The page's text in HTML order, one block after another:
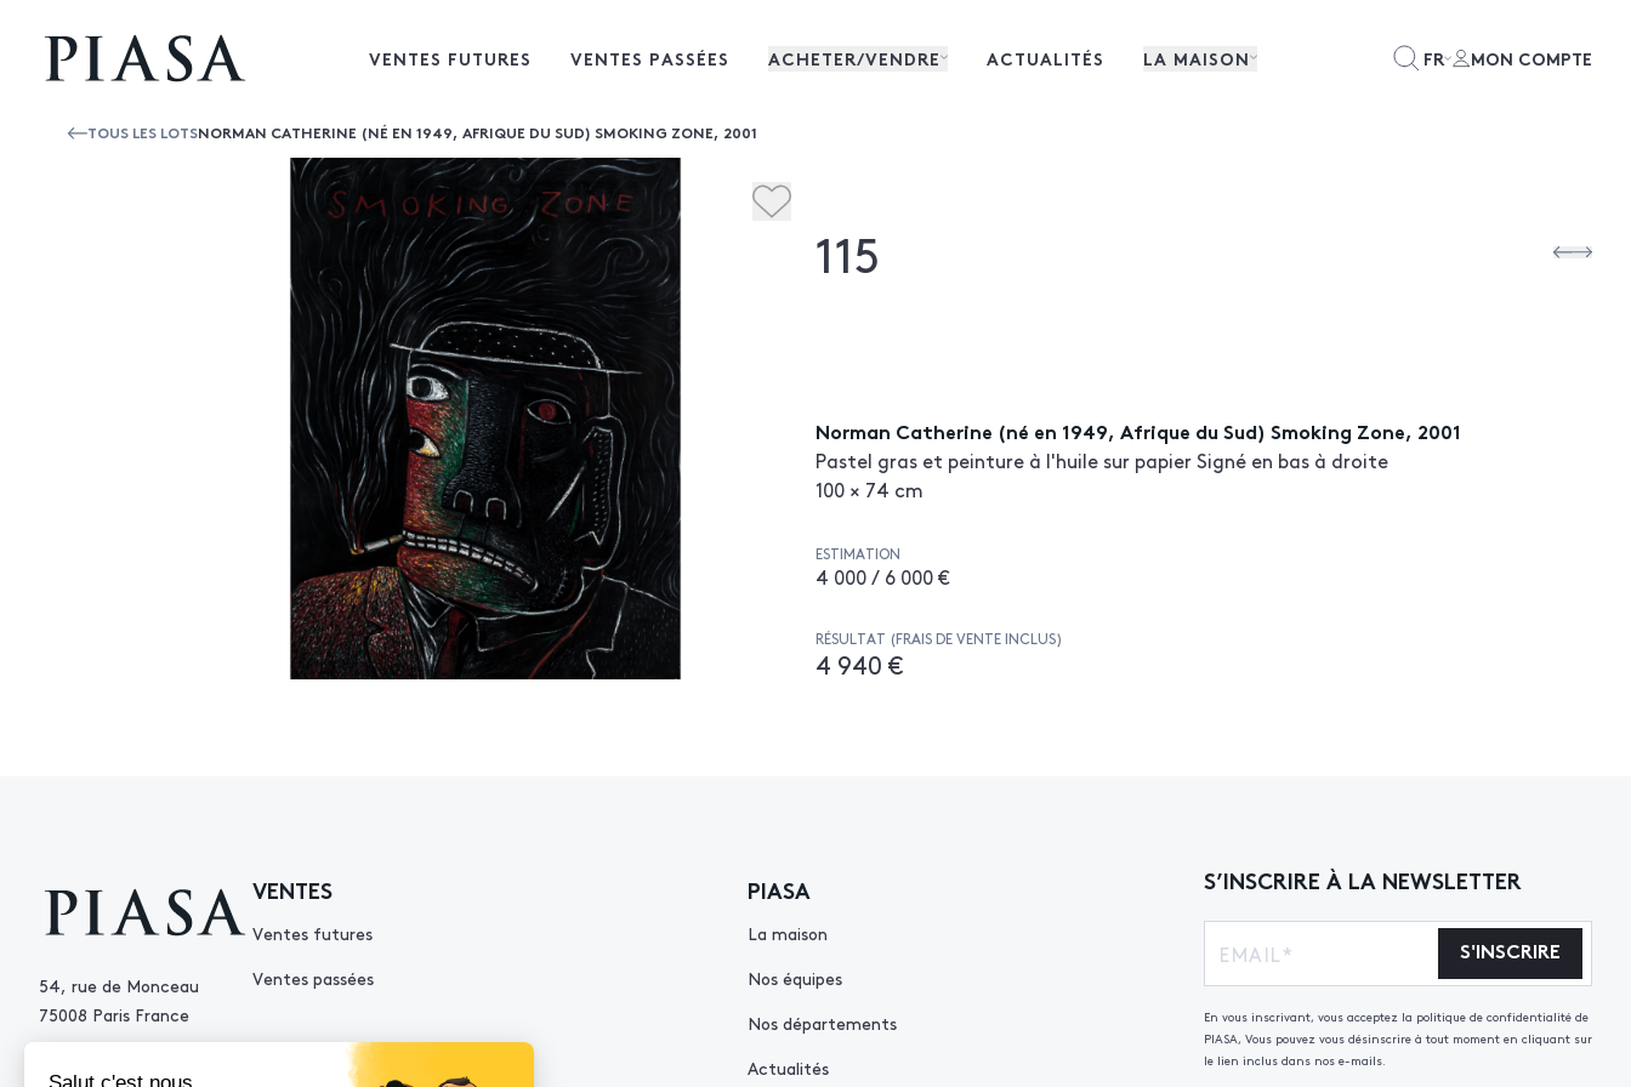
VENTES FUTURES VENTES PASSÉES ACHETER/VENDRE ACTUALITÉS LA MAISON FR MON COMPTE
TOUS LES LOTSNORMAN CATHERINE (NÉ EN 1949, AFRIQUE DU SUD) SMOKING ZONE, 2001
115
Norman Catherine (né en 1949, Afrique du Sud) Smoking Zone, 2001
Pastel gras et peinture à l'huile sur papier Signé en bas à droite
100 × 74 cm
ESTIMATION
4 000 / 6 000 €
RÉSULTAT (FRAIS DE VENTE INCLUS)
4 940 €
54, rue de Monceau
75008 Paris France
VENTES
Ventes futures
Ventes passées
PIASA
La maison
Nos équipes
Nos départements
Actualités
S’INSCRIRE À LA NEWSLETTER
S'INSCRIRE
En vous inscrivant, vous acceptez la politique de confidentialité de
PIASA, Vous pouvez vous désinscrire à tout moment en cliquant sur
le lien inclus dans nos e-mails.